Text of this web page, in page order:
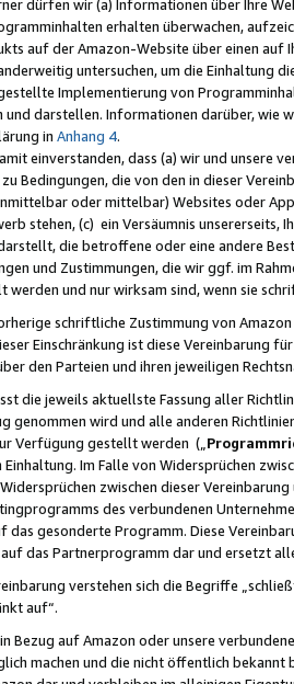
dürfen wir (a) Informationen über Ihre
erhalten überwachen,
auf der Amazon-Website über einen
untersuchen, um die Einhaltung
Implementierung von
darstellen. Informationen darüber, wie
in Anhang 4.
einverstanden, dass (a) wir und
Bedingungen, die von den in dieser
oder mittelbar) Websites oder
stehen, (c) ein Versäumnis unsererseits,
die betroffene oder eine andere
und Zustimmungen, die wir ggf. im
werden und nur wirksam sind, wenn sie
schriftliche Zustimmung von
Einschränkung ist diese Vereinbarung
den Parteien und ihren jeweiligen
die jeweils aktuellste Fassung aller
genommen wird und alle anderen
Verfügung gestellt werden („
Im Falle von Widersprüchen
zwischen dieser
des verbundenen
das gesonderte Programm. Diese
auf das Partnerprogramm dar und ersetzt
verstehen sich die Begriffe
auf“.
Bezug auf Amazon oder unsere
machen und die nicht öffentlich